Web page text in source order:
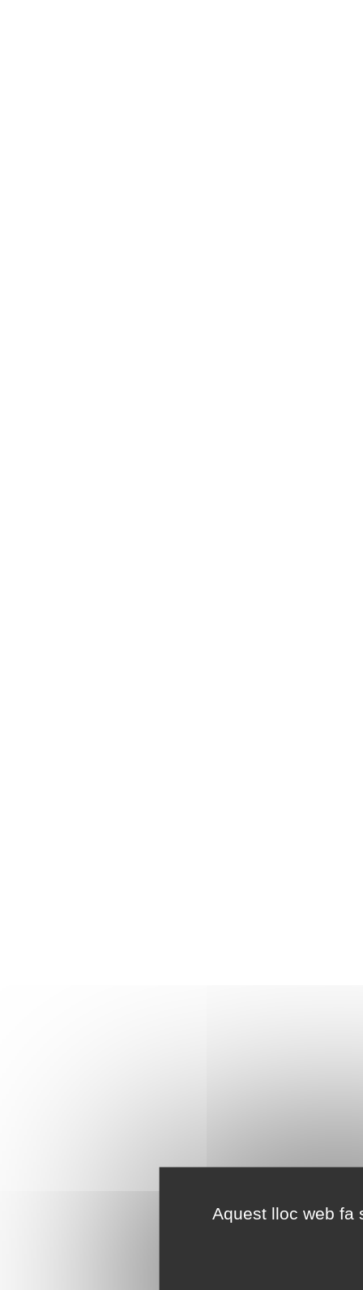
Aquest lloc web fa